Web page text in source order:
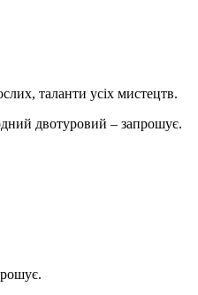
таланти усіх мистецтв.
двотуровий – запрошує.